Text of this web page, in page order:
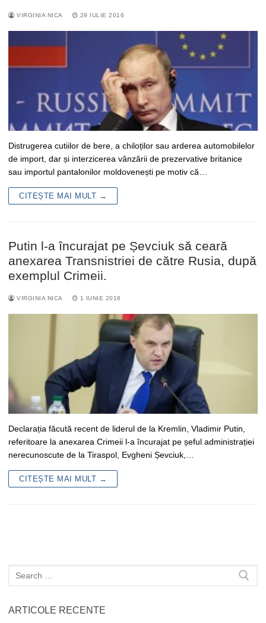
VIRGINIA NICA 29 IULIE 2016
Distrugerea cutiilor de bere, a chiloților sau arderea automobilelor
de import, dar și interzicerea vânzării de prezervative britanice
sau importul pantalonilor moldovenești pe motiv că…
CITEȘTE MAI MULT →
Putin l-a încurajat pe Șevciuk să ceară
anexarea Transnistriei de către Rusia, după
exemplul Crimeii.
VIRGINIA NICA 1 IUNIE 2016
Declarația făcută recent de liderul de la Kremlin, Vladimir Putin,
referitoare la anexarea Crimeii l-a încurajat pe șeful administrației
nerecunoscute de la Tiraspol, Evgheni Șevciuk,…
CITEȘTE MAI MULT →
Caută
după:
ARTICOLE RECENTE